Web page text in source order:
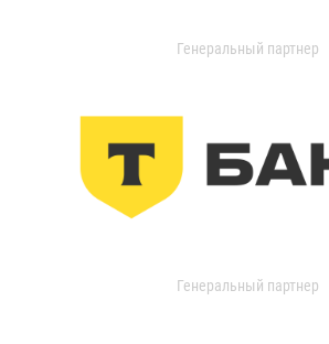
Генеральный партнер
Генеральный партнер